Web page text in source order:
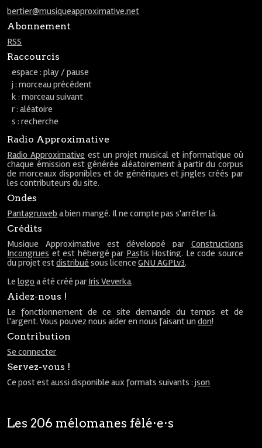
bertier@musiqueapproximative.net
Abonnement
RSS
Raccourcis
espace : play / pause
j : morceau précédent
k : morceau suivant
r : aléatoire
s : recherche
Radio Approximative
Radio Approximative est un projet musical et informatique où
chaque émission est générée aléatoirement à partir du corpus
de morceaux disponibles et de génériques et jingles créés par
les contributeurs du site.
Ondes
Pantagruweb a bien mangé. Il ne compte pas s'arrêter là.
Crédits
Musique Approximative est développé par Constructions
Incongrues et est hébergé par Pastis Hosting. Le code source
du projet estdistribué sous licenceGNU AGPLv3.
Lelogo a été créé par Iris Veverka.
Aidez-nous !
Le fonctionnement de ce site demande du temps et de
l'argent. Vous pouvez nous aider en nous faisant undon!
Contribution
Se connecter
Servez-vous !
Ce post est aussi disponible aux formats suivants :json
Les 206 mélomanes fêlé⋅e⋅s